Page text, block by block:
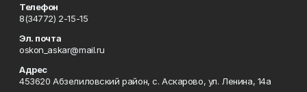
Телефон
8(34772) 2-15-15
Эл. почта
oskon_askar@mail.ru
Адрес
453620 Абзелиловский район, с. Аскарово, ул. Ленина, 14а